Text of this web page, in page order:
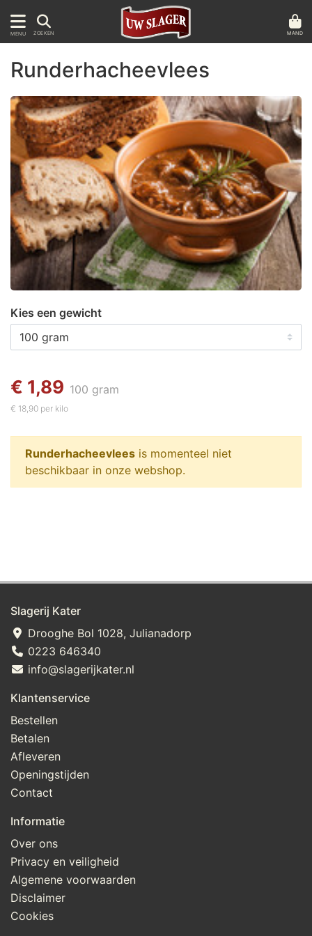
MENU ZOEKEN MAND
Runderhacheevlees
Kies een gewicht
€ 1,89 100 gram
€ 18,90 per kilo
Runderhacheevlees is momenteel niet
beschikbaar in onze webshop.
Slagerij Kater
Drooghe Bol 1028, Julianadorp
0223 646340
info@slagerijkater.nl
Klantenservice
Bestellen
Betalen
Afleveren
Openingstijden
Contact
Informatie
Over ons
Privacy en veiligheid
Algemene voorwaarden
Disclaimer
Cookies